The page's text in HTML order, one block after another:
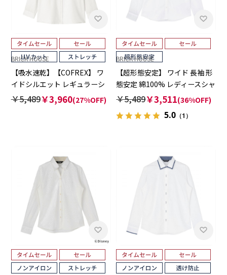
BRICK HOUSE
【吸水速乾】【COFREX】 ワ
イドシルエット レギュラーシ
ャツ 長袖 レディースデザイン
シャツ
￥5,489￥3,960(27%OFF)
BRICK HOUSE
【超形態安定】 ワイド 長袖 形
態安定 綿100% レディースシャ
ツ
￥5,489￥3,511(36%OFF)
5.0 （1）